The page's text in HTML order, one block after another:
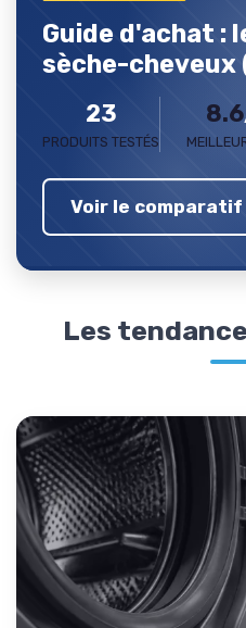
Guide d'achat :
sèche-cheveux
23
PRODUITS TESTÉS
8.6
Voir le comparatif
Les